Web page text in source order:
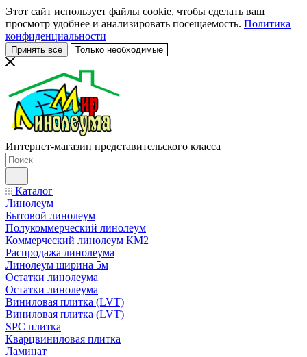
Этот сайт использует файлы cookie, чтобы сделать ваш
просмотр удобнее и анализировать посещаемость. Политика
конфиденциальности
Принять все Только необходимые
Интернет-магазин представительского класса
Каталог
Линолеум
Бытовой линолеум
Полукоммерческий линолеум
Коммерческий линолеум КМ2
Распродажа линолеума
Линолеум ширина 5м
Остатки линолеума
Остатки линолеума
Виниловая плитка (LVT)
Виниловая плитка (LVT)
SPC плитка
Кварцвиниловая плитка
Ламинат